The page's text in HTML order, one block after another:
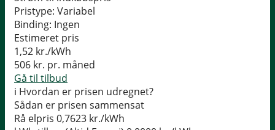
Pristype: Variabel
Binding: Ingen
Estimeret pris
1,52 kr./kWh
506 kr. pr. måned
Gå til tilbud
i Hvordan er prisen udregnet?
Sådan er prisen sammensat
Rå elpris 0,7623 kr./kWh